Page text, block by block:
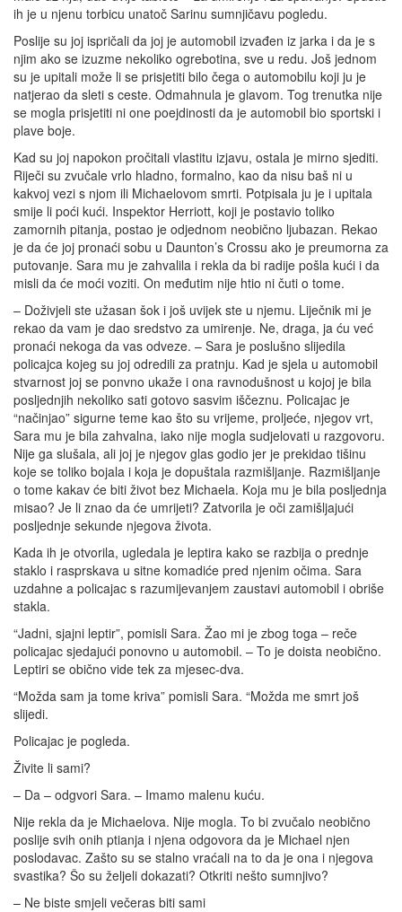
ih je u njenu torbicu unatoč Sarinu sumnjičavu pogledu.
Poslije su joj ispričali da joj je automobil izvađen iz jarka i da je s
njim ako se izuzme nekoliko ogrebotina, sve u redu. Još jednom
su je upitali može li se prisjetiti bilo čega o automobilu koji ju je
natjerao da sleti s ceste. Odmahnula je glavom. Tog trenutka nije
se mogla prisjetiti ni one poejdinosti da je automobil bio sportski i
plave boje.
Kad su joj napokon pročitali vlastitu izjavu, ostala je mirno sjediti.
Riječi su zvučale vrlo hladno, formalno, kao da nisu baš ni u
kakvoj vezi s njom ili Michaelovom smrti. Potpisala ju je i upitala
smije li poći kući. Inspektor Herriott, koji je postavio toliko
zamornih pitanja, postao je odjednom neobično ljubazan. Rekao
je da će joj pronaći sobu u Daunton’s Crossu ako je preumorna za
putovanje. Sara mu je zahvalila i rekla da bi radije pošla kući i da
misli da će moći voziti. On međutim nije htio ni čuti o tome.
– Doživjeli ste užasan šok i još uvijek ste u njemu. Liječnik mi je
rekao da vam je dao sredstvo za umirenje. Ne, draga, ja ću već
pronaći nekoga da vas odveze. – Sara je poslušno slijedila
policajca kojeg su joj odredili za pratnju. Kad je sjela u automobil
stvarnost joj se ponvno ukaže i ona ravnodušnost u kojoj je bila
posljednjih nekoliko sati gotovo sasvim iščeznu. Policajac je
“načinjao” sigurne teme kao što su vrijeme, proljeće, njegov vrt,
Sara mu je bila zahvalna, iako nije mogla sudjelovati u razgovoru.
Nije ga slušala, ali joj je njegov glas godio jer je prekidao tišinu
koje se toliko bojala i koja je dopuštala razmišljanje. Razmišljanje
o tome kakav će biti život bez Michaela. Koja mu je bila posljednja
misao? Je li znao da će umrijeti? Zatvorila je oči zamišljajući
posljednje sekunde njegova života.
Kada ih je otvorila, ugledala je leptira kako se razbija o prednje
staklo i rasprskava u sitne komadiće pred njenim očima. Sara
uzdahne a policajac s razumijevanjem zaustavi automobil i obriše
stakla.
“Jadni, sjajni leptir”, pomisli Sara. Žao mi je zbog toga – reče
policajac sjedajući ponovno u automobil. – To je doista neobično.
Leptiri se obično vide tek za mjesec-dva.
“Možda sam ja tome kriva” pomisli Sara. “Možda me smrt još
slijedi.
Policajac je pogleda.
Živite li sami?
– Da – odgvori Sara. – Imamo malenu kuću.
Nije rekla da je Michaelova. Nije mogla. To bi zvučalo neobično
poslije svih onih ptianja i njena odgovora da je Michael njen
poslodavac. Zašto su se stalno vraćali na to da je ona i njegova
svastika? Šo su željeli dokazati? Otkriti nešto sumnjivo?
– Ne biste smjeli večeras biti sami